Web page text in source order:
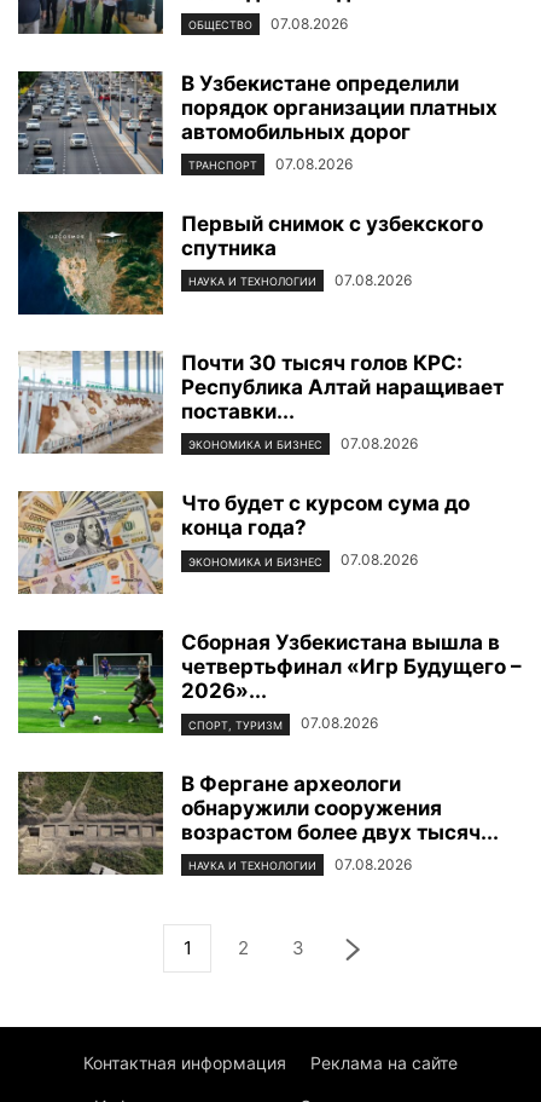
ОБЩЕСТВО 07.08.2026
В Узбекистане определили
порядок организации платных
автомобильных дорог
ТРАНСПОРТ 07.08.2026
Первый снимок с узбекского
спутника
НАУКА И ТЕХНОЛОГИИ 07.08.2026
Почти 30 тысяч голов КРС:
Республика Алтай наращивает
поставки...
ЭКОНОМИКА И БИЗНЕС 07.08.2026
Что будет с курсом сума до
конца года?
ЭКОНОМИКА И БИЗНЕС 07.08.2026
Сборная Узбекистана вышла в
четвертьфинал «Игр Будущего –
2026»...
СПОРТ, ТУРИЗМ 07.08.2026
В Фергане археологи
обнаружили сооружения
возрастом более двух тысяч...
НАУКА И ТЕХНОЛОГИИ 07.08.2026
1 2 3
Контактная информация Реклама на сайте